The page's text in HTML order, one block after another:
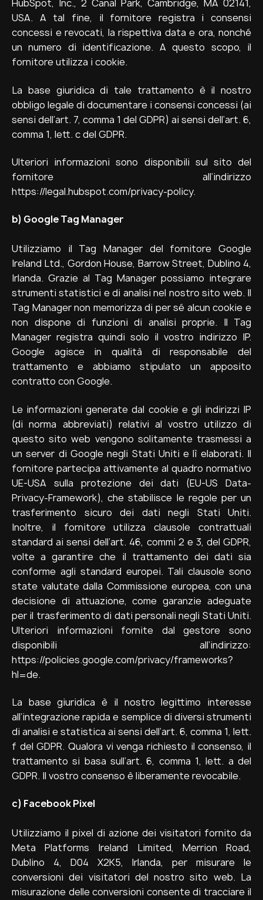
HubSpot, Inc., 2 Canal Park, Cambridge, MA 02141,
USA. A tal fine, il fornitore registra i consensi
concessi e revocati, la rispettiva data e ora, nonché
un numero di identificazione. A questo scopo, il
fornitore utilizza i cookie.
La base giuridica di tale trattamento è il nostro
obbligo legale di documentare i consensi concessi (ai
sensi dell’art. 7, comma 1 del GDPR) ai sensi dell’art. 6,
comma 1, lett. c del GDPR.
Ulteriori informazioni sono disponibili sul sito del
fornitore all’indirizzo
https://legal.hubspot.com/privacy-policy.
b) Google Tag Manager
Utilizziamo il Tag Manager del fornitore Google
Ireland Ltd., Gordon House, Barrow Street, Dublino 4,
Irlanda. Grazie al Tag Manager possiamo integrare
strumenti statistici e di analisi nel nostro sito web. Il
Tag Manager non memorizza di per sé alcun cookie e
non dispone di funzioni di analisi proprie. Il Tag
Manager registra quindi solo il vostro indirizzo IP.
Google agisce in qualità di responsabile del
trattamento e abbiamo stipulato un apposito
contratto con Google.
Le informazioni generate dal cookie e gli indirizzi IP
(di norma abbreviati) relativi al vostro utilizzo di
questo sito web vengono solitamente trasmessi a
un server di Google negli Stati Uniti e lì elaborati. Il
fornitore partecipa attivamente al quadro normativo
UE-USA sulla protezione dei dati (EU-US Data-
Privacy-Framework), che stabilisce le regole per un
trasferimento sicuro dei dati negli Stati Uniti.
Inoltre, il fornitore utilizza clausole contrattuali
standard ai sensi dell’art. 46, commi 2 e 3, del GDPR,
volte a garantire che il trattamento dei dati sia
conforme agli standard europei. Tali clausole sono
state valutate dalla Commissione europea, con una
decisione di attuazione, come garanzie adeguate
per il trasferimento di dati personali negli Stati Uniti.
Ulteriori informazioni fornite dal gestore sono
disponibili all’indirizzo:
https://policies.google.com/privacy/frameworks?
hl=de.
La base giuridica è il nostro legittimo interesse
all’integrazione rapida e semplice di diversi strumenti
di analisi e statistica ai sensi dell’art. 6, comma 1, lett.
f del GDPR. Qualora vi venga richiesto il consenso, il
trattamento si basa sull’art. 6, comma 1, lett. a del
GDPR. Il vostro consenso è liberamente revocabile.
c) Facebook Pixel
Utilizziamo il pixel di azione dei visitatori fornito da
Meta Platforms Ireland Limited, Merrion Road,
Dublino 4, D04 X2K5, Irlanda, per misurare le
conversioni dei visitatori del nostro sito web. La
misurazione delle conversioni consente di tracciare il